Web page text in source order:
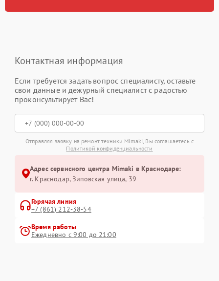
Контактная информация
Если требуется задать вопрос специалисту, оставьте
свои данные и дежурный специалист с радостью
проконсультирует Вас!
Отправляя заявку на ремонт техники Mimaki, Вы соглашаетесь с
Политикой конфиденциальности
Адрес сервисного центра Mimaki в Краснодаре:
г. Краснодар, Зиповская улица, 39
Горячая линия
+7 (861) 212-38-54
Время работы
Ежедневно с 9:00 до 21:00